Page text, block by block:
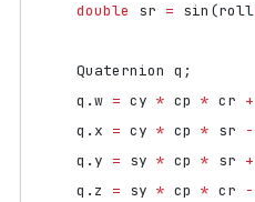
double
sr = sin (roll
Quaternion q ;
q .w = cy * cp * cr +
q . x = cy * cp * sr -
q . y = sy * cp * sr +
q . z = sy * cp * cr -